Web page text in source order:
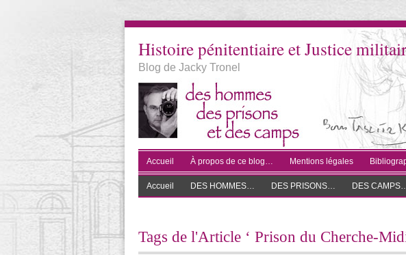
Histoire pénitentiaire et Justice
Blog de Jacky Tronel
Accueil À propos de ce blog… Mentions légales
Accueil DES HOMMES… DES PRISONS… DES
Tags de l'Article ‘ Prison du Cherche-